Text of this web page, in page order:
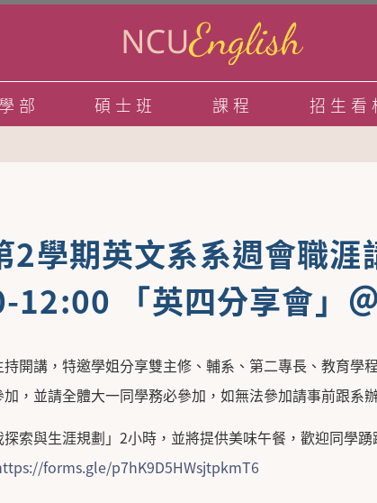
部 碩士班 課程 招生看
2學期英文系系週會職
12:00 「英四分享會」
開講，特邀學姐分享雙主修、輔系、第二專長、教育學
，並請全體大一同學務必參加，如無法參加請事前跟系
索與生涯規劃」2小時，並將提供美味午餐，歡迎同學踴
forms.gle/p7hK9D5HWsjtpkmT6